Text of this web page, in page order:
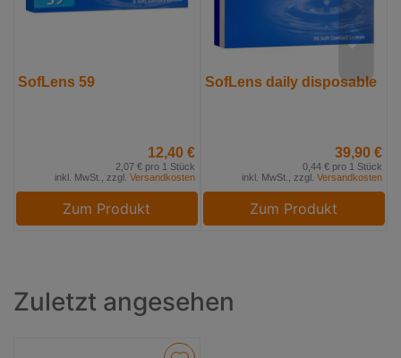
SofLens 59
12,40 €
2,07 € pro 1 Stück
inkl. MwSt., zzgl. Versandkosten
Zum Produkt
SofLens daily disposable
39,90 €
0,44 € pro 1 Stück
inkl. MwSt., zzgl. Versandkosten
Zum Produkt
Zuletzt angesehen